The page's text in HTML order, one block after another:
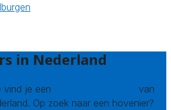
in Nederland
vind je een
van
Op zoek naar een hovenier?